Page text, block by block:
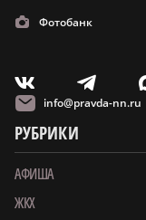
Фотобанк
V T
info@pravda-nn.ru
РУБРИКИ
АФИША
ЖКХ